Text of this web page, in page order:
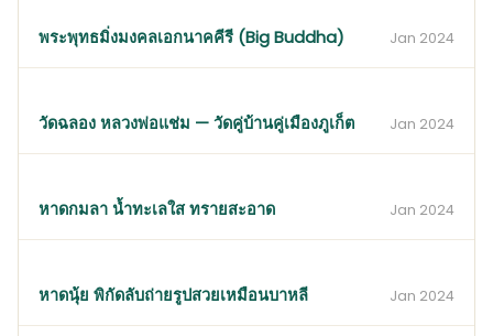
พระพุทธมิ่งมงคลเอกนาคคีรี (Big Buddha) Jan 2024
วัดฉลอง หลวงพ่อแช่ม — วัดคู่บ้านคู่เมืองภูเก็ต Jan 2024
หาดกมลา น้ำทะเลใส ทรายสะอาด Jan 2024
หาดนุ้ย พิกัดลับถ่ายรูปสวยเหมือนบาหลี Jan 2024